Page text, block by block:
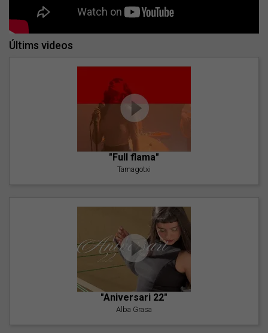
Últims videos
"Full flama"
Tamagotxi
"Aniversari 22"
Alba Grasa